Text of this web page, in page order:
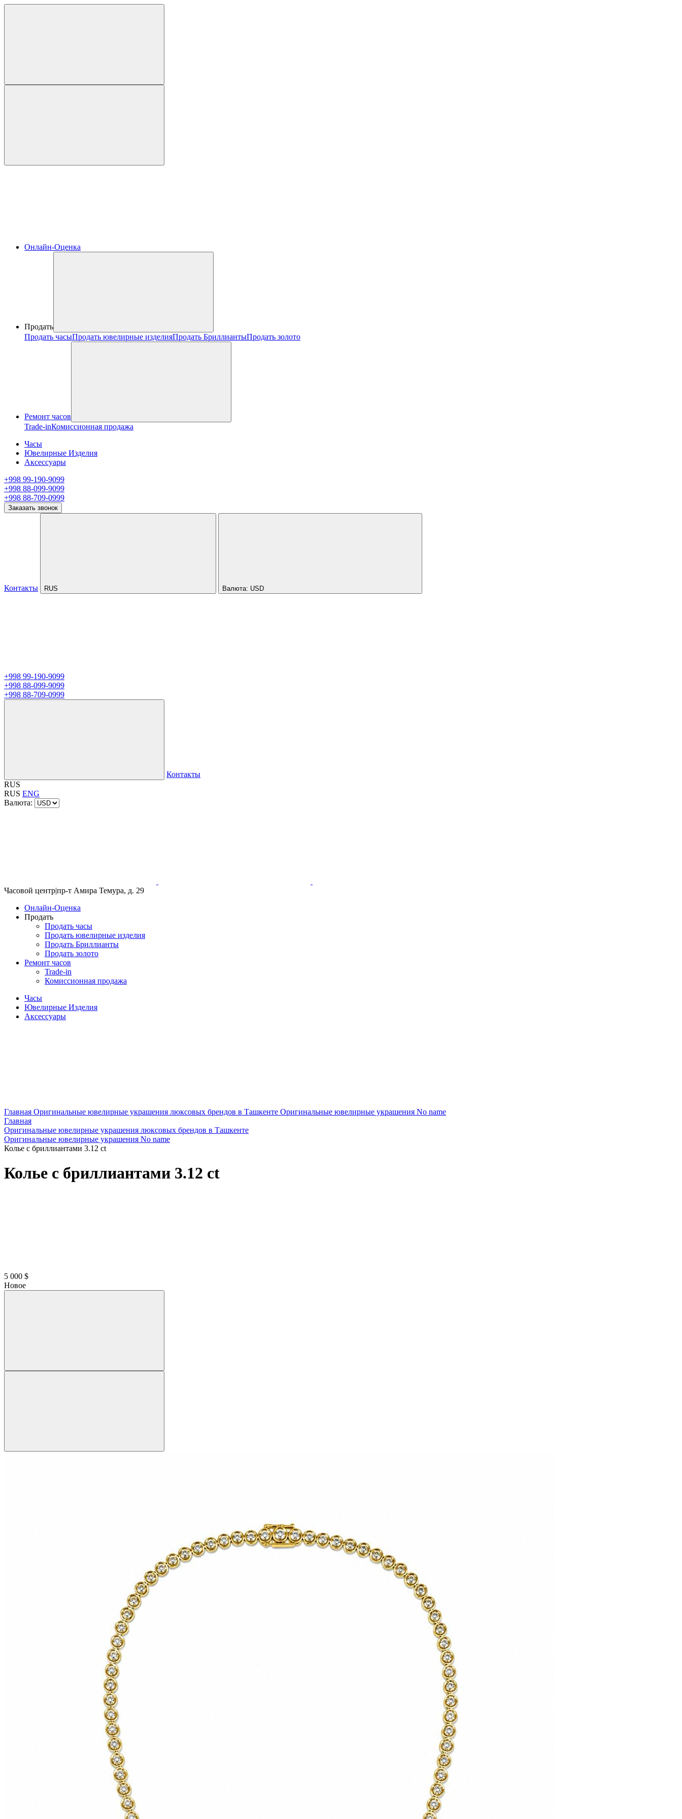
Онлайн-Оценка
Продать
Продать часыПродать ювелирные изделияПродать БриллиантыПродать золото
Ремонт часов
Trade-inКомиссионная продажа
Часы
Ювелирные Изделия
Аксессуары
+998 99-190-9099
+998 88-099-9099
+998 88-709-0999
Заказать звонок
Контакты RUS Валюта: USD
+998 99-190-9099
+998 88-099-9099
+998 88-709-0999
Контакты
RUS
RUS ENG
Валюта:
Часовой центр|пр-т Амира Темура, д. 29
Онлайн-Оценка
Продать
Продать часы
Продать ювелирные изделия
Продать Бриллианты
Продать золото
Ремонт часов
Trade-in
Комиссионная продажа
Часы
Ювелирные Изделия
Аксессуары
Главная Оригинальные ювелирные украшения люксовых брендов в Ташкенте Оригинальные ювелирные украшения No name
Главная
Оригинальные ювелирные украшения люксовых брендов в Ташкенте
Оригинальные ювелирные украшения No name
Колье с бриллиантами 3.12 ct
Колье с бриллиантами 3.12 ct
5 000 $
Новое